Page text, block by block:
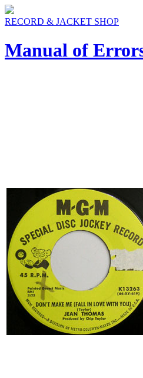
RECORD & JACKET SHOP
Manual of